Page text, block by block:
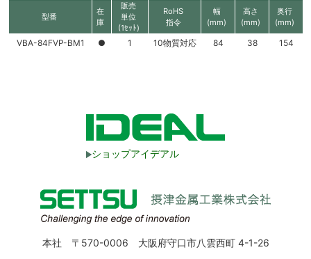
型番
在
庫
販売
単位
(1ｾｯﾄ)
RoHS
指令
幅
(mm)
高さ
(mm)
奥行
(mm)
VBA-84FVP-BM1 ● 1 10物質対応 84 38 154
ショップアイデアル
本社 〒570-0006 大阪府守口市八雲西町 4-1-26